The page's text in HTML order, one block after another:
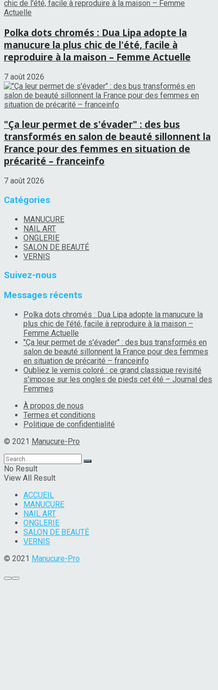
Polka dots chromés : Dua Lipa adopte la
manucure la plus chic de l'été, facile à
reproduire à la maison – Femme Actuelle
7 août 2026
"Ça leur permet de s'évader" : des bus
transformés en salon de beauté sillonnent la
France pour des femmes en situation de
précarité – franceinfo
7 août 2026
Catégories
MANUCURE
NAIL ART
ONGLERIE
SALON DE BEAUTÉ
VERNIS
Suivez-nous
Messages récents
Polka dots chromés : Dua Lipa adopte la manucure la
plus chic de l'été, facile à reproduire à la maison –
Femme Actuelle
"Ça leur permet de s'évader" : des bus transformés en
salon de beauté sillonnent la France pour des femmes
en situation de précarité – franceinfo
Oubliez le vernis coloré : ce grand classique revisité
s'impose sur les ongles de pieds cet été – Journal des
Femmes
À propos de nous
Termes et conditions
Politique de confidentialité
© 2021 Manucure-Pro
No Result
View All Result
ACCUEIL
MANUCURE
NAIL ART
ONGLERIE
SALON DE BEAUTÉ
VERNIS
© 2021 Manucure-Pro